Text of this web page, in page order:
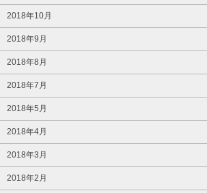
2018年10月
2018年9月
2018年8月
2018年7月
2018年5月
2018年4月
2018年3月
2018年2月